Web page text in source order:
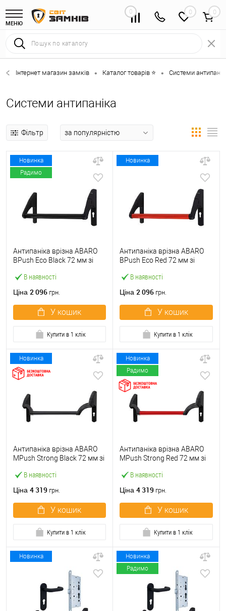
МЕНЮ
0 0
Інтернет магазин замків • Каталог товарів ⭐ • Системи
Системи антипаніка
Фільтр
Новинка
Радимо
В наявності
Антипаніка врізна ABARO
BPush Eco Black 72 мм зі
Ціна 2 096 грн.
У кошик
Купити в 1 клік
Новинка
В наявності
Антипаніка врізна ABARO
BPush Eco Red 72 мм зі
Ціна 2 096 грн.
У кошик
Купити в 1 клік
Новинка
В наявності
Антипаніка врізна ABARO
МPush Strong Black 72 мм зі
Ціна 4 319 грн.
У кошик
Купити в 1 клік
Новинка
Радимо
В наявності
Антипаніка врізна ABARO
МPush Strong Red 72 мм зі
Ціна 4 319 грн.
У кошик
Купити в 1 клік
Новинка
Новинка
Радимо